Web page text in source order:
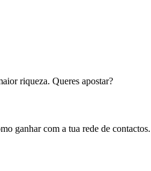
riqueza. Queres apostar?
ganhar com a tua rede de contactos.